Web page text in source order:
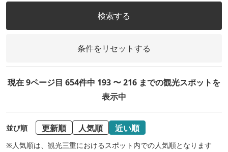
検索する
条件をリセットする
現在 9ページ目 654件中 193 〜 216 までの観光スポットを
表示中
並び順 更新順 人気順 近い順
※人気順は、観光三重におけるスポット内での人気順となります